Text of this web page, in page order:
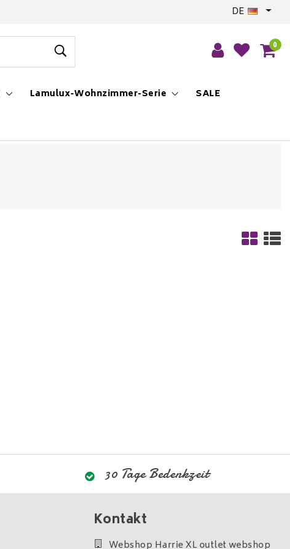
DE
0
Lamulux-Wohnzimmer-Serie
SALE
30 Tage Bedenkzeit
Kontakt
Webshop Harrie XL outlet webshop